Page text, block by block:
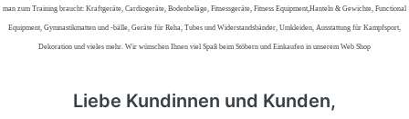
man zum Training braucht: Kraftgeräte, Cardiogeräte, Bodenbeläge, Fitnessgeräte, Fitness Equipment,Hanteln & Gewichte, Functional
Equipment, Gymnastikmatten und -bälle, Geräte für Reha, Tubes und Widerstandsbänder, Umkleiden, Ausstattung für Kampfsport,
Dekoration und vieles mehr. Wir wünschen Ihnen viel Spaß beim Stöbern und Einkaufen in unserem Web Shop
Liebe Kundinnen und Kunden,